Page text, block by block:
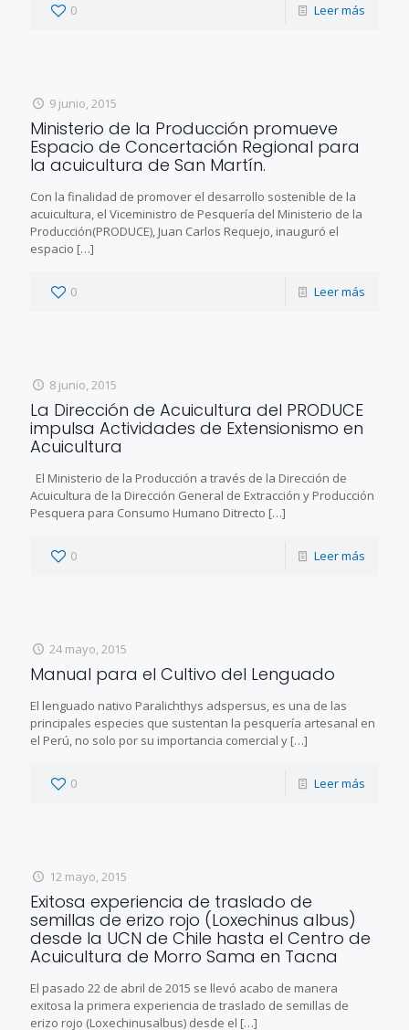
0 Leer más
9 junio, 2015
Ministerio de la Producción promueve
Espacio de Concertación Regional para
la acuicultura de San Martín.
Con la finalidad de promover el desarrollo sostenible de la
acuicultura, el Viceministro de Pesquería del Ministerio de la
Producción(PRODUCE), Juan Carlos Requejo, inauguró el
espacio […]
0 Leer más
8 junio, 2015
La Dirección de Acuicultura del PRODUCE
impulsa Actividades de Extensionismo en
Acuicultura
El Ministerio de la Producción a través de la Dirección de
Acuicultura de la Dirección General de Extracción y Producción
Pesquera para Consumo Humano Ditrecto […]
0 Leer más
24 mayo, 2015
Manual para el Cultivo del Lenguado
El lenguado nativo Paralichthys adspersus, es una de las
principales especies que sustentan la pesquería artesanal en
el Perú, no solo por su importancia comercial y […]
0 Leer más
12 mayo, 2015
Exitosa experiencia de traslado de
semillas de erizo rojo (Loxechinus albus)
desde la UCN de Chile hasta el Centro de
Acuicultura de Morro Sama en Tacna
El pasado 22 de abril de 2015 se llevó acabo de manera
exitosa la primera experiencia de traslado de semillas de
erizo rojo (Loxechinusalbus) desde el […]